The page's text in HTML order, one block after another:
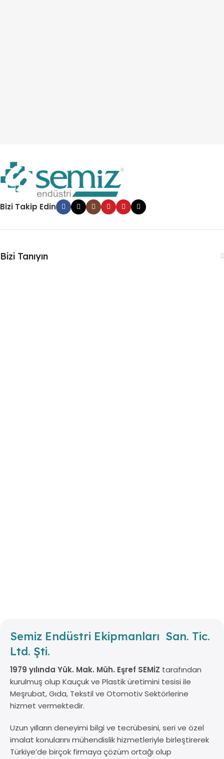
Bizi Takip Edin
Bizi Tanıyın
Semiz Endüstri Ekipmanları San. Tic.
Ltd. Şti.
1979 yılında Yük. Mak. Müh. Eşref SEMİZ tarafından
kurulmuş olup Kauçuk ve Plastik üretimini tesisi ile
Meşrubat, Gıda, Tekstil ve Otomotiv Sektörlerine
hizmet vermektedir.
Uzun yılların deneyimi bilgi ve tecrübesini, seri ve özel
imalat konularını mühendislik hizmetleriyle birleştirerek
Türkiye’de birçok firmaya çözüm ortağı olup